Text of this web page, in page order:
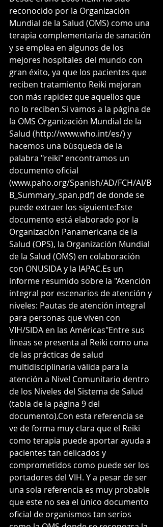
reconocido por la Organización
Mundial de la Salud (OMS) como una
terapia complementaria de sanación
y se emplea en algunos de los
mejores hospitales del mundo con
gran éxito, ya que los pacientes que
reciben tratamiento Reiki mejoran
con más rapidez que aquellos que
no lo reciben.Si vamos a la página de
la OMS Organización Mundial de la
Salud (http://www.who.int/es/) y
hacemos una búsqueda de la
palabra "reiki" encontramos un
documento oficial
(www.paho.org/Spanish/AD/FCH/AI/B
B_Summary_span.pdf) de donde se
puede extraer los siguiente:Este
documento está elaborado por la
Organización Panamericana de la
Salud (OPS), la Organización Mundial
de la Salud (OMS) en colaboración
con ONUSIDA y la IAPAC.Es un
informe resumido sobre la "Atención
integral por escenarios de atención y
niveles: Pautas de atención integral
para personas que viven con
VIH/SIDA en las Américas"Entre sus
líneas se presenta al Reiki como una
de las prácticas de salud
multidisciplinaria válida para la
atención a Nivel Comunitario dentro
de los Niveles del Sistema de Salud
(tabla de la página 9 del
documento).Con esta referencia se
ve de forma muy clara que el Reiki
como terapia puede aportar ayuda a
pacientes tan delicados y
comprometidos como puede ser los
portadores del VIH. Y a pesar de ser
una sola referencia es muy probable
que este no sea el único documento
oficial de organismos tan serios